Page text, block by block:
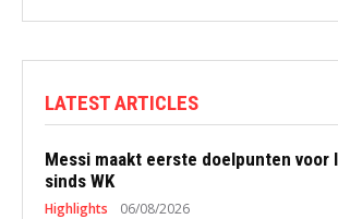
LATEST ARTICLES
Messi maakt eerste doelpunten voor
sinds WK
Highlights 06/08/2026